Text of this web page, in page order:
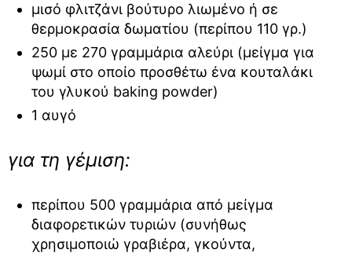
μισό φλιτζάνι βούτυρο λιωμένο ή σε
θερμοκρασία δωματίου (περίπου 110 γρ.)
250 με 270 γραμμάρια αλεύρι (μείγμα για
ψωμί στο οποίο προσθέτω ένα κουταλάκι
του γλυκού baking powder)
1 αυγό
για τη γέμιση:
περίπου 500 γραμμάρια από μείγμα
διαφορετικών τυριών (συνήθως
χρησιμοποιώ γραβιέρα, γκούντα,